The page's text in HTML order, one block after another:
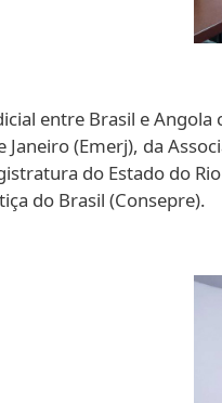
entre Brasil e
Janeiro (Emerj), da
do Estado do
do Brasil (Consepre).